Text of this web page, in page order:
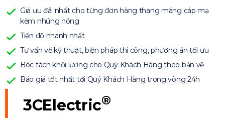
Giá ưu đãi nhất cho từng đơn hàng thang máng cáp mạ
kẽm nhúng nóng
Tiến độ nhanh nhất
Tư vấn về kỹ thuật, biện pháp thi công, phương án tối ưu
Bóc tách khối lượng cho Quý Khách Hàng theo bản vẽ
Báo giá tốt nhất tới Quý Khách Hàng trong vòng 24h
3CElectric®